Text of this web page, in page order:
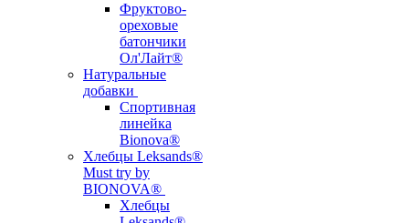
Фруктово-
ореховые
батончики
Ол'Лайт®
Натуральные
добавки
Спортивная
линейка
Bionova®
Хлебцы Leksands®
Must try by
BIONOVA®
Хлебцы